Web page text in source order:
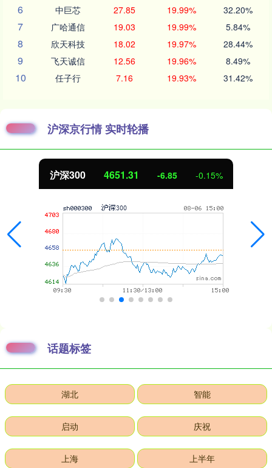
6 中巨芯 27.85 19.99% 32.20%
7 广哈通信 19.03 19.99% 5.84%
8 欣天科技 18.02 19.97% 28.44%
9 飞天诚信 12.56 19.96% 8.49%
10 任子行 7.16 19.93% 31.42%
沪深京行情 实时轮播
沪深300 4651.31 -6.85 -0.15%
话题标签
湖北 智能
启动 庆祝
上海 上半年